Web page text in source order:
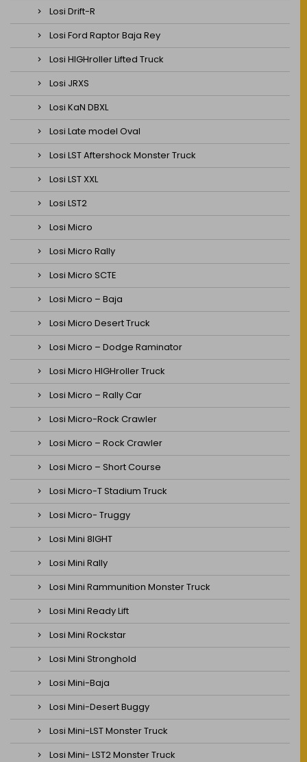
Losi Drift-R
Losi Ford Raptor Baja Rey
Losi HIGHroller Lifted Truck
Losi JRXS
Losi KaN DBXL
Losi Late model Oval
Losi LST Aftershock Monster Truck
Losi LST XXL
Losi LST2
Losi Micro
Losi Micro Rally
Losi Micro SCTE
Losi Micro – Baja
Losi Micro Desert Truck
Losi Micro – Dodge Raminator
Losi Micro HIGHroller Truck
Losi Micro – Rally Car
Losi Micro-Rock Crawler
Losi Micro – Rock Crawler
Losi Micro – Short Course
Losi Micro-T Stadium Truck
Losi Micro- Truggy
Losi Mini 8IGHT
Losi Mini Rally
Losi Mini Rammunition Monster Truck
Losi Mini Ready Lift
Losi Mini Rockstar
Losi Mini Stronghold
Losi Mini-Baja
Losi Mini-Desert Buggy
Losi Mini-LST Monster Truck
Losi Mini- LST2 Monster Truck